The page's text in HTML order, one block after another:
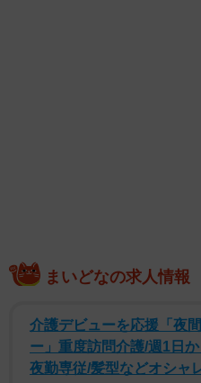
ことのない“菅井の姿”を感じ
届けします！ 楽しみにして
コメントしています。
まいどなの求人情報
介護デビューを応援「夜
ー」重度訪問介護/週1日
夜勤専従/髪型などオシャ